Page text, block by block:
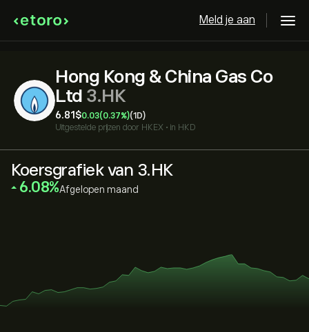
Meld je aan
Hong Kong & China Gas Co
Ltd 3.HK
6.81‎$‎0.03(0.37%)(1D)
Uitgestelde prijzen door HKEX • in HKD
Koersgrafiek van 3.HK
‎6.08‎ Afgelopen maand